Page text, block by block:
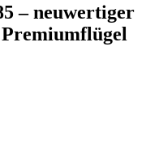
– neuwertiger